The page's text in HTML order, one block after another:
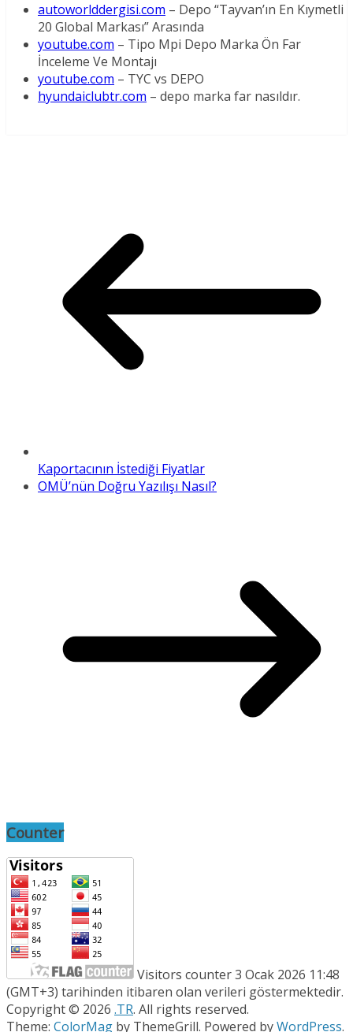
autoworlddergisi.com – Depo “Tayvan’ın En Kıymetli
20 Global Markası” Arasında
youtube.com – Tipo Mpi Depo Marka Ön Far
İnceleme Ve Montajı
youtube.com – TYC vs DEPO
hyundaiclubtr.com – depo marka far nasıldır.
Kaportacının İstediği Fiyatlar
OMÜ’nün Doğru Yazılışı Nasıl?
Counter
Visitors counter 3 Ocak 2026 11:48
(GMT+3) tarihinden itibaren olan verileri göstermektedir.
Copyright © 2026 .TR. All rights reserved.
Theme: ColorMag by ThemeGrill. Powered byWordPress.